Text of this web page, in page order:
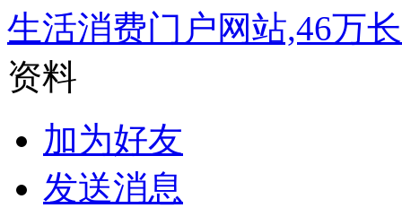
生活消费门户网站,46万
资料
加为好友
发送消息